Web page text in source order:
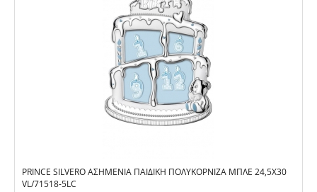
PRINCE SILVERO ΑΣΗΜΈΝΙΑ ΠΑΙΔΙΚΉ ΠΟΛΥΚΟΡΝΊΖΑ ΜΠΛΕ 24,5X30
VL/71518-5LC